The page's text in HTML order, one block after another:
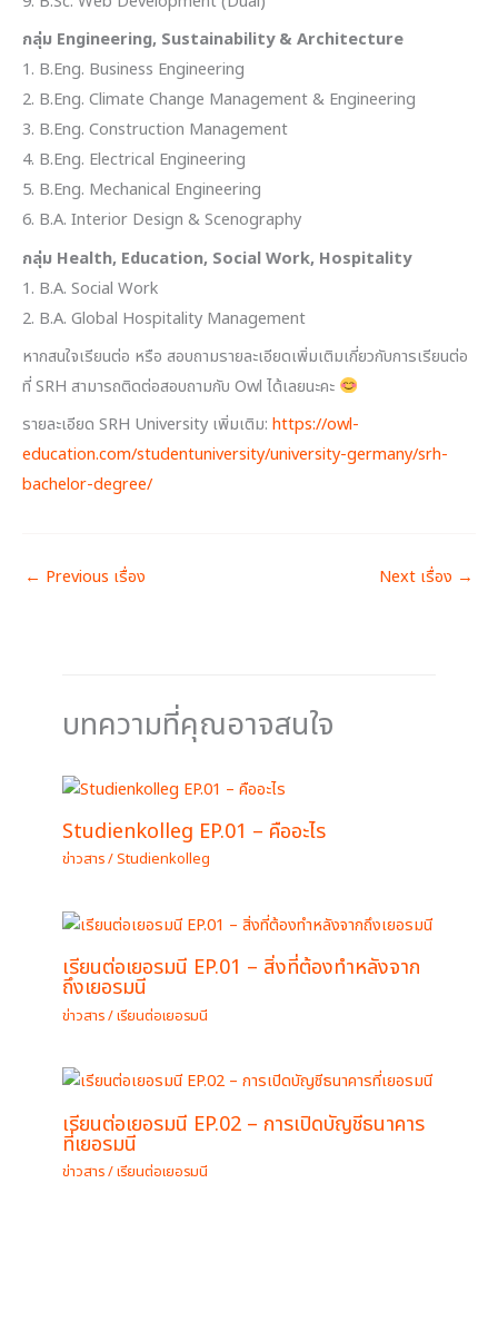
กลุ่ม Engineering, Sustainability & Architecture
1. B.Eng. Business Engineering
2. B.Eng. Climate Change Management & Engineering
3. B.Eng. Construction Management
4. B.Eng. Electrical Engineering
5. B.Eng. Mechanical Engineering
6. B.A. Interior Design & Scenography
กลุ่ม Health, Education, Social Work, Hospitality
1. B.A. Social Work
2. B.A. Global Hospitality Management
หากสนใจเรียนต่อ หรือ สอบถามรายละเอียดเพิ่มเติมเกี่ยวกับการเรียนต่อ
ที่ SRH สามารถติดต่อสอบถามกับ Owl ได้เลยนะคะ
รายละเอียด SRH University เพิ่มเติม: https://owl-
education.com/studentuniversity/university-germany/srh-
bachelor-degree/
← Previous เรื่อง Next เรื่อง →
บทความที่คุณอาจสนใจ
Studienkolleg EP.01 – คืออะไร
ข่าวสาร/Studienkolleg
เรียนต่อเยอรมนี EP.01 – สิ่งที่ต้องทำหลังจาก
ถึงเยอรมนี
ข่าวสาร/เรียนต่อเยอรมนี
เรียนต่อเยอรมนี EP.02 – การเปิดบัญชีธนาคาร
ที่เยอรมนี
ข่าวสาร/เรียนต่อเยอรมนี